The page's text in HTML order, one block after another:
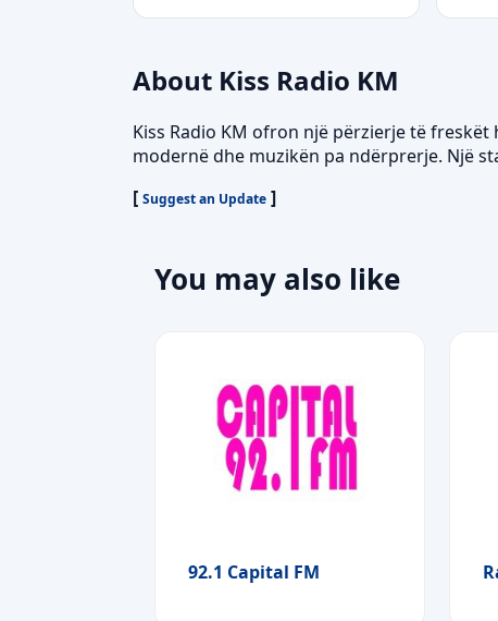
About Kiss Radio KM
Kiss Radio KM ofron një përzierje të
modernë dhe muzikën pa ndërprerje. Një
[ Suggest an Update ]
You may also like
92.1 Capital FM